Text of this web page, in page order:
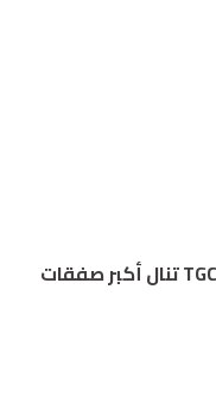
ملعب تيسيما يدخل مرحلة البناء.. TGCC تنال أكبر صفقات